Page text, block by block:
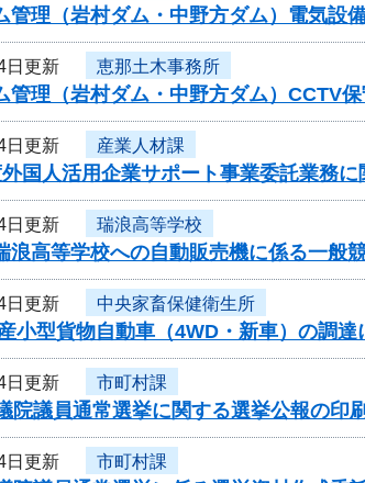
理（岩村ダム・中野方ダム）電気設
日更新 恵那土木事務所
理（岩村ダム・中野方ダム）CCTV
日更新 産業人材課
国人活用企業サポート事業委託業務
日更新 瑞浪高等学校
浪高等学校への自動販売機に係る一般
日更新 中央家畜保健衛生所
小型貨物自動車（4WD・新車）の調
日更新 市町村課
院議員通常選挙に関する選挙公報の印
日更新 市町村課